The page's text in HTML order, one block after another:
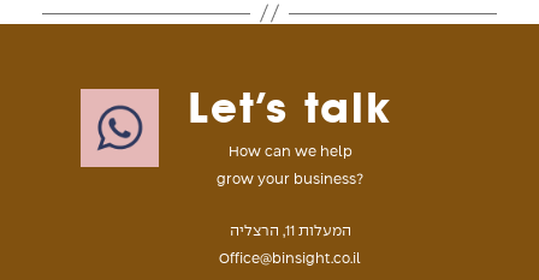
Let’s talk
How can we help
grow your business?
המעלות 11, הרצליה
Office@binsight.co.il